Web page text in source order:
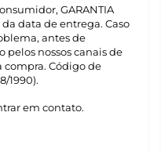
GARANTIA
data de entrega. Caso
antes de
nossos canais de
Código de
1990).
em contato.